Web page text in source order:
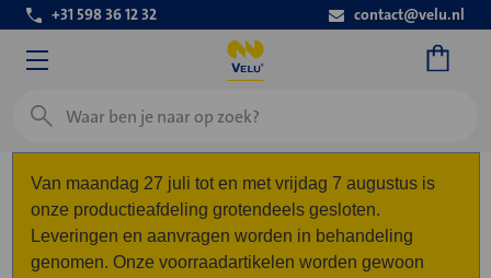
+31 598 36 12 32 contact@velu.nl
Zoeken
Van maandag 27 juli tot en met vrijdag 7 augustus is
onze productieafdeling grotendeels gesloten.
Leveringen en aanvragen worden in behandeling
genomen. Onze voorraadartikelen worden gewoon